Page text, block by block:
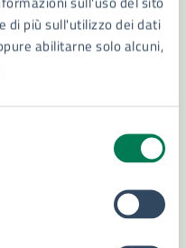
di più sull'utilizzo dei dati
abilitarne solo alcuni,